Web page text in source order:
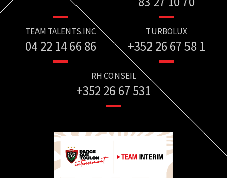
TEAM TALENTS.INC
04 22 14 66 86
TURBOLUX
+352 26 67 58 1
RH CONSEIL
+352 26 67 531